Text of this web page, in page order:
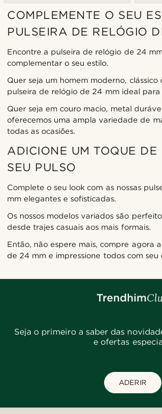
COMPLEMENTE O SEU
PULSEIRA DE RELÓGIO
Encontre a pulseira de relógio de 24
complementar o seu estilo.
Quer seja um homem moderno, clássico
pulseira de relógio de 24 mm ideal para
Quer seja em couro macio, metal
oferecemos uma ampla variedade de
todas as ocasiões.
ADICIONE UM TOQUE
SEU PULSO
Complete o seu look com as nossas
mm elegantes e sofisticadas.
Os nossos modelos variados são
desde trajes casuais aos mais formais.
Então, não espere mais, compre agora
de 24 mm e impressione todos com seu
Seja o primeiro a saber das
e ofertas
ADERIR